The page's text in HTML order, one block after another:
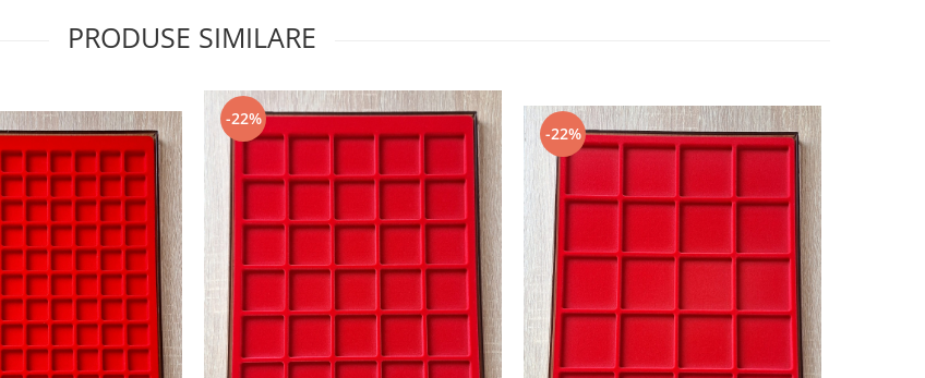
PRODUSE SIMILARE
-22%
-22%